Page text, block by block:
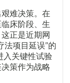
难决策。在
床阶段、生
正是近期网
法项目延误”的
入关键性试验
策作为战略